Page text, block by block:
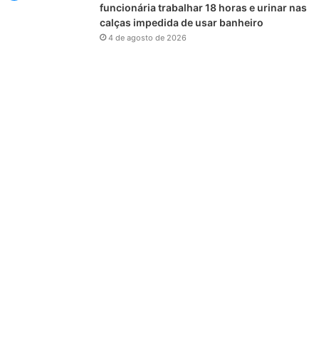
funcionária trabalhar 18 horas e urinar nas
calças impedida de usar banheiro
4 de agosto de 2026